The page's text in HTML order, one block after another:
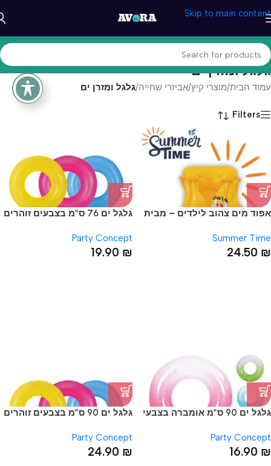
Skip to main content
גלגל ומזרן ים
עמוד הבית/מוצרי קיץ/אביזרי שחייה/גלגל ומזרן ים
Filters
אפוד מים צהוב לילדים – מבית
Summer Time
24.50 ₪
גלגל ים 76 ס”מ בצבעים זוהרים
Party Concept
19.90 ₪
גלגל ים 90 ס”מ אומברה בצבעי
Party Concept
16.90 ₪
גלגל ים 90 ס”מ בצבעים זוהרים
Party Concept
24.90 ₪